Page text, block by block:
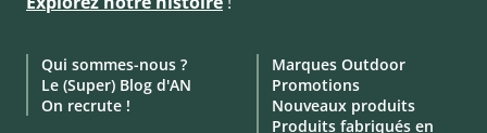
Qui sommes-nous ?
Le (Super) Blog d'AN
On recrute !
Marques Outdoor
Promotions
Nouveaux produits
Produits fabriqués en